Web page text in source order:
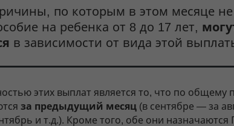
по которым в этом месяце не
на ребенка от 8 до 17 лет,
в зависимости от вида этой
этих выплат является то, что по общему
за предыдущий месяц (в сентябре — за
и т.д.). Кроме того, обе они назначаются